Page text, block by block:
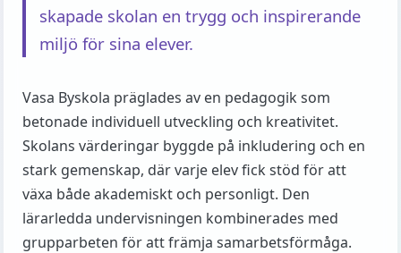
skapade skolan en trygg och inspirerande
miljö för sina elever.
Vasa Byskola präglades av en pedagogik som
betonade individuell utveckling och kreativitet.
Skolans värderingar byggde på inkludering och en
stark gemenskap, där varje elev fick stöd för att
växa både akademiskt och personligt. Den
lärarledda undervisningen kombinerades med
grupparbeten för att främja samarbetsförmåga.